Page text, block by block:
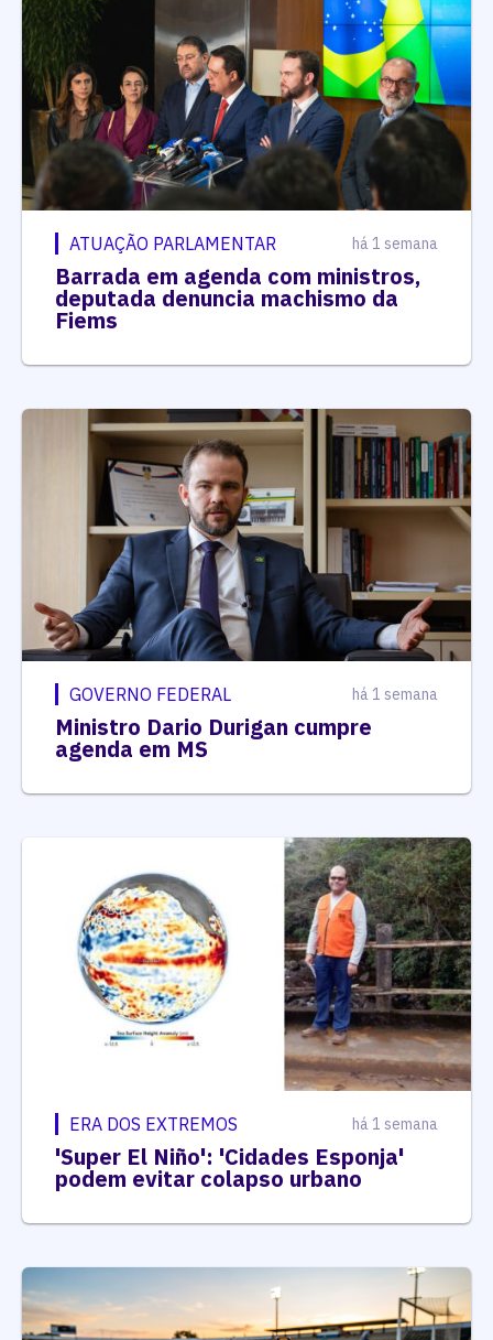
ATUAÇÃO PARLAMENTAR há 1 semana
Barrada em agenda com ministros,
deputada denuncia machismo da
Fiems
GOVERNO FEDERAL há 1 semana
Ministro Dario Durigan cumpre
agenda em MS
ERA DOS EXTREMOS há 1 semana
'Super El Niño': 'Cidades Esponja'
podem evitar colapso urbano